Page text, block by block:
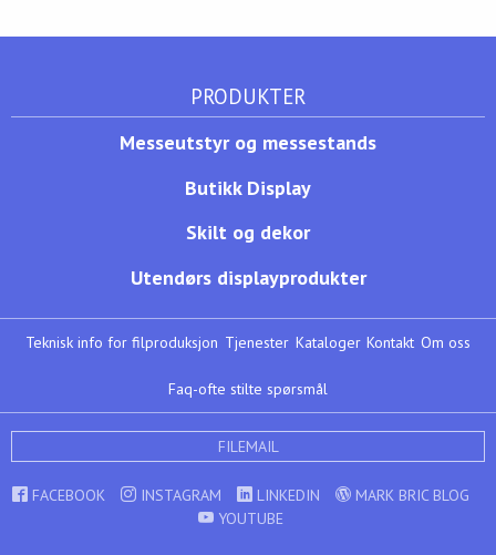
PRODUKTER
Messeutstyr og messestands
Butikk Display
Skilt og dekor
Utendørs displayprodukter
Teknisk info for filproduksjon Tjenester Kataloger Kontakt Om oss
Faq-ofte stilte spørsmål
FILEMAIL
FACEBOOK INSTAGRAM LINKEDIN
MARK BRIC BLOG
YOUTUBE